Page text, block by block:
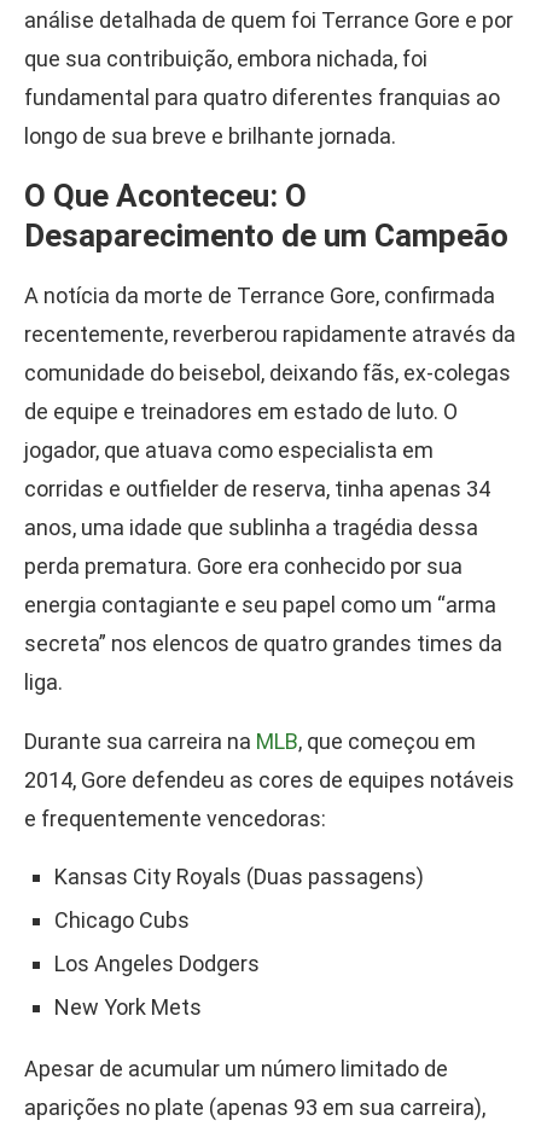
análise detalhada de quem foi Terrance Gore e por
que sua contribuição, embora nichada, foi
fundamental para quatro diferentes franquias ao
longo de sua breve e brilhante jornada.
O Que Aconteceu: O
Desaparecimento de um Campeão
A notícia da morte de Terrance Gore, confirmada
recentemente, reverberou rapidamente através da
comunidade do beisebol, deixando fãs, ex-colegas
de equipe e treinadores em estado de luto. O
jogador, que atuava como especialista em
corridas e outfielder de reserva, tinha apenas 34
anos, uma idade que sublinha a tragédia dessa
perda prematura. Gore era conhecido por sua
energia contagiante e seu papel como um “arma
secreta” nos elencos de quatro grandes times da
liga.
Durante sua carreira na MLB, que começou em
2014, Gore defendeu as cores de equipes notáveis
e frequentemente vencedoras:
Kansas City Royals (Duas passagens)
Chicago Cubs
Los Angeles Dodgers
New York Mets
Apesar de acumular um número limitado de
aparições no plate (apenas 93 em sua carreira),